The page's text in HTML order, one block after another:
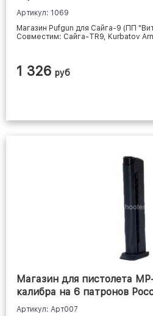
Артикул: 1069
Магазин Pufgun для Сайга-9 (ПП
Совместим: Сайга-TR9, Kurbatov
1 326 руб
Магазин для пистолета
калибра на 6 патронов
Артикул: Арт007